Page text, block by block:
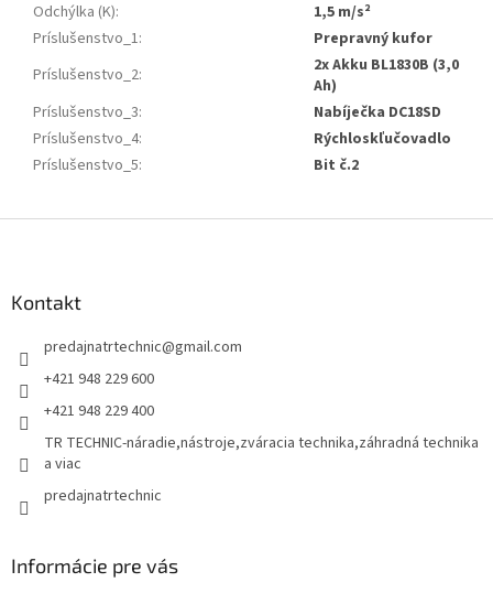
Odchýlka (K):
1,5 m/s²
Príslušenstvo_1:
Prepravný kufor
Príslušenstvo_2:
2x Akku BL1830B (3,0
Ah)
Príslušenstvo_3:
Nabíječka DC18SD
Príslušenstvo_4:
Rýchloskľučovadlo
Príslušenstvo_5: Bit č.2
Kontakt
predajnatrtechnic@gmail.com
+421 948 229 600
+421 948 229 400
TR TECHNIC-náradie,nástroje,zváracia technika,záhradná technika
a viac
predajnatrtechnic
Informácie pre vás